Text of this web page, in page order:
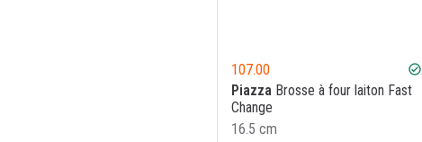
107.00 check_circle
Piazza Brosse à four laiton Fast
Change
16.5 cm